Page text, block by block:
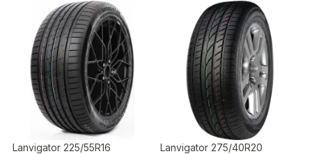
Lanvigator 225/55R16
Lanvigator 275/40R20